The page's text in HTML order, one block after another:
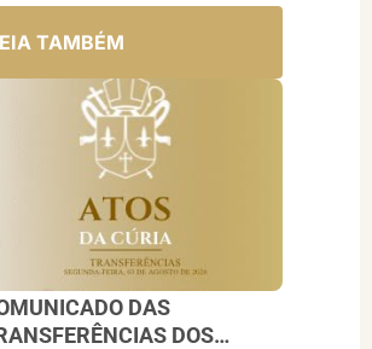
TAMBÉM
DAS
DOS